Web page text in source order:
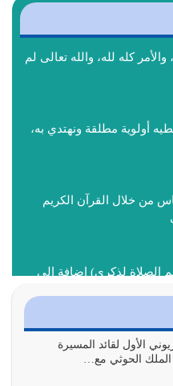
كله لله، والله تعالى لم
أولوية مطلقة ونهتدي به،
من خلال القرآن الكريم
الصلاة لذكري) إضافة إلى
عن كتاب الله والتعدي
الأول لقائد المسيرة
الملك الحوثي مع…